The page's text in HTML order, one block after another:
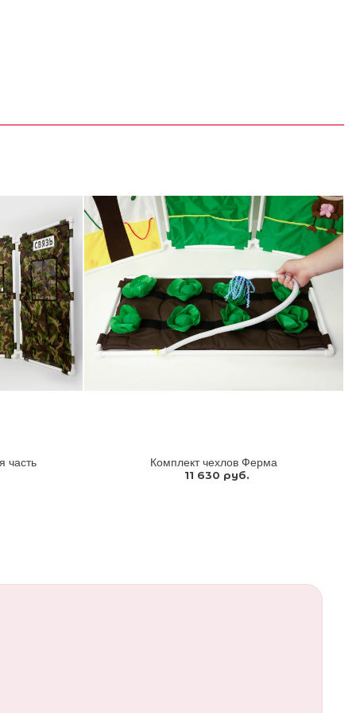
часть
Комплект чехлов Ферма
11 630 руб.